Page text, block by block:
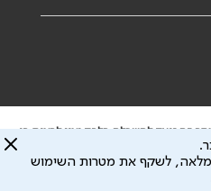
זה נועד להשכלה בלבד ואין לראות בו
לתוכן המתפרסם באתר זה ולכל נזק
להיגרם.
לצורך מתן השרות וכי חלק ממנו עשוי
מלאה, לשקף את מטרות השימוש